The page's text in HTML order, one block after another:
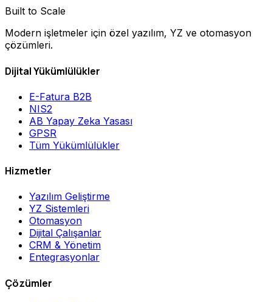
Built to Scale
Modern işletmeler için özel yazılım, YZ ve otomasyon
çözümleri.
Dijital Yükümlülükler
E-Fatura B2B
NIS2
AB Yapay Zeka Yasası
GPSR
Tüm Yükümlülükler
Hizmetler
Yazılım Geliştirme
YZ Sistemleri
Otomasyon
Dijital Çalışanlar
CRM & Yönetim
Entegrasyonlar
Çözümler